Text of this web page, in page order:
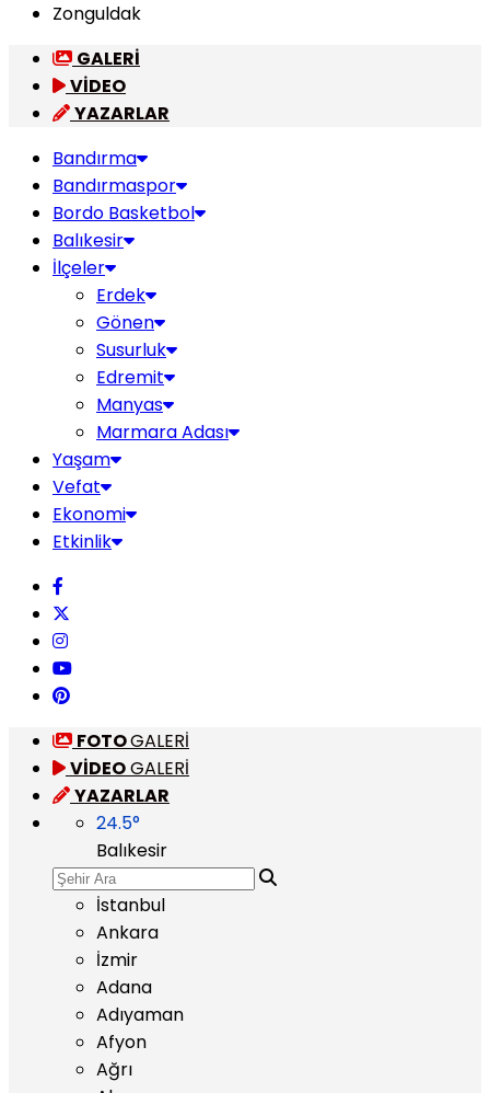
Zonguldak
GALERİ
VİDEO
YAZARLAR
Bandırma
Bandırmaspor
Bordo Basketbol
Balıkesir
İlçeler
Erdek
Gönen
Susurluk
Edremit
Manyas
Marmara Adası
Yaşam
Vefat
Ekonomi
Etkinlik
FOTOGALERİ
VİDEOGALERİ
YAZARLAR
24.5°
Balıkesir
İstanbul
Ankara
İzmir
Adana
Adıyaman
Afyon
Ağrı